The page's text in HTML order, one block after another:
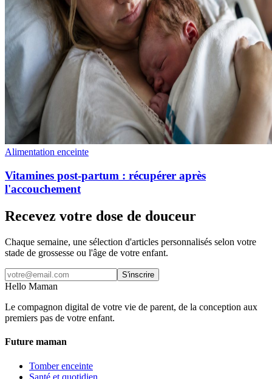
Alimentation enceinte
Vitamines post-partum : récupérer après
l'accouchement
Recevez votre dose de douceur
Chaque semaine, une sélection d'articles personnalisés selon votre
stade de grossesse ou l'âge de votre enfant.
S'inscrire
Hello Maman
Le compagnon digital de votre vie de parent, de la conception aux
premiers pas de votre enfant.
Future maman
Tomber enceinte
Santé et quotidien